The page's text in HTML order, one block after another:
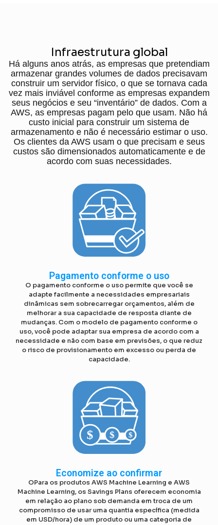
Infraestrutura global
Há alguns anos atrás, as empresas que pretendiam
armazenar grandes volumes de dados precisavam
construir um servidor físico, o que se tornava cada
vez mais inviável conforme as empresas expandem
seus negócios e seu “inventário” de dados. Com a
AWS, as empresas pagam pelo que usam. Não há
custo inicial para construir um sistema de
armazenamento e não é necessário estimar o uso.
Os clientes da AWS usam o que precisam e seus
custos são dimensionados automaticamente e de
acordo com suas necessidades.
Pagamento conforme o uso
O pagamento conforme o uso permite que você se
adapte facilmente a necessidades empresariais
dinâmicas sem sobrecarregar orçamentos, além de
melhorar a sua capacidade de resposta diante de
mudanças. Com o modelo de pagamento conforme o
uso, você pode adaptar sua empresa de acordo com a
necessidade e não com base em previsões, o que reduz
o risco de provisionamento em excesso ou perda de
capacidade.
Economize ao confirmar
OPara os produtos AWS Machine Learning e AWS
Machine Learning, os Savings Plans oferecem economia
em relação ao plano sob demanda em troca de um
compromisso de usar uma quantia específica (medida
em USD/hora) de um produto ou uma categoria de